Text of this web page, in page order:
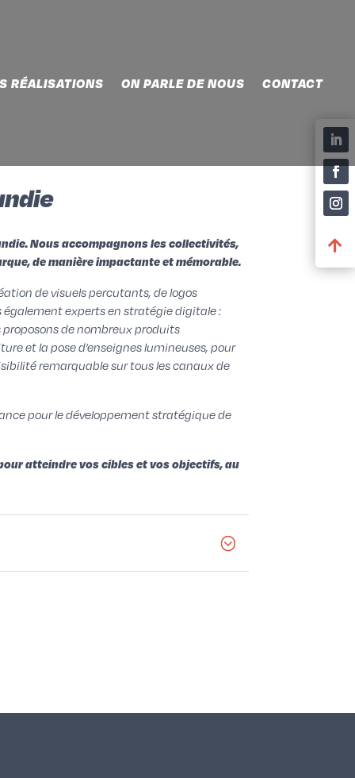
RÉALISATIONS ON PARLE DE NOUS CONTACT
Nous accompagnons les collectivités,
de manière impactante et mémorable.
de visuels percutants, de logos
experts en stratégie digitale :
de nombreux produits
et la pose d’enseignes lumineuses, pour
remarquable sur tous les canaux de
pour le développement stratégique de
atteindre vos cibles et vos objectifs, au
